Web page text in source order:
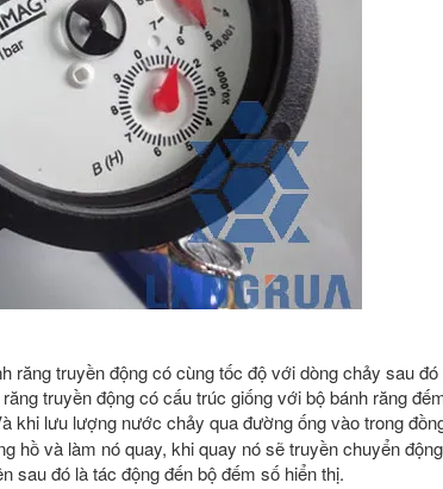
răng truyền động có cùng tốc độ với dòng chảy sau
truyền động có cấu trúc giống với bộ bánh răng
khi lưu lượng nước chảy qua đường ống vào trong
hồ và làm nó quay, khi quay nó sẽ truyền chuyển
sau đó là tác động đến bộ đếm số hiển thị.